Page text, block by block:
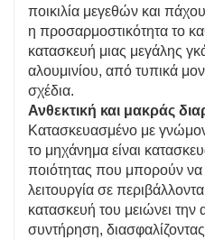
ποικιλία μεγεθών και
η προσαρμοστικότητα το
κατασκευή μιας μεγάλης
αλουμινίου, από τυπικά
σχέδια.
Ανθεκτική και μακράς
Κατασκευασμένο με
το μηχάνημα είναι
ποιότητας που μπορούν να
λειτουργία σε
κατασκευή του μειώνει την
συντήρηση,